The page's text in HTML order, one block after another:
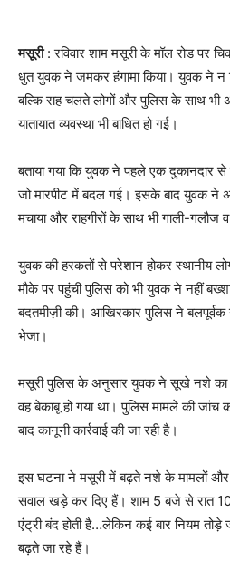
मसूरी: रविवार शाम मसूरी के मॉल रोड पर
धुत युवक ने जमकर हंगामा किया। युवक ने न
बल्कि राह चलते लोगों और पुलिस के साथ
यातायात व्यवस्था भी बाधित हो गई।
बताया गया कि युवक ने पहले एक दुकानदार
जो मारपीट में बदल गई। इसके बाद युवक ने
मचाया और राहगीरों के साथ भी गाली-
युवक की हरकतों से परेशान होकर स्थानीय
मौके पर पहुंची पुलिस को भी युवक ने नहीं
बदतमीज़ी की। आखिरकार पुलिस ने बलपूर्वक
भेजा।
मसूरी पुलिस के अनुसार युवक ने सूखे नशे का
वह बेकाबू हो गया था। पुलिस मामले की
बाद कानूनी कार्रवाई की जा रही है।
इस घटना ने मसूरी में बढ़ते नशे के मामलों
सवाल खड़े कर दिए हैं। शाम 5 बजे से रात
एंट्री बंद होती है…लेकिन कई बार नियम
बढ़ते जा रहे हैं।